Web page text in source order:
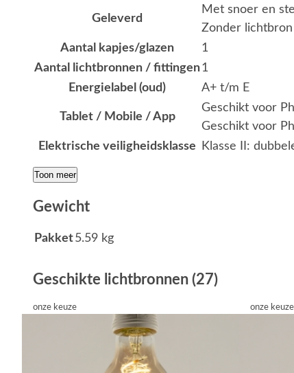
Geleverd
Met snoer en
Zonder lichtbron
Aantal kapjes/glazen
1
Aantal lichtbronnen / fittingen1
Energielabel (oud)
A+ t/m E
Tablet / Mobile / App
Geschikt voor
Geschikt voor
Elektrische veiligheidsklasse
Klasse II:
Toon meer
Gewicht
Pakket5.59 kg
Geschikte lichtbronnen (27)
onze keuze onze keuze